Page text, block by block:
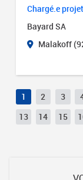
Chargé.e
Bayard SA
Malakoff
1 2 3
13
14 15